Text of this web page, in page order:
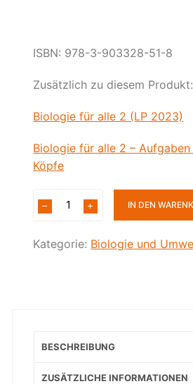
ISBN: 978-3-903328-51-8
Zusätzlich zu diesem Produkt:
Biologie für alle 2 (LP 2023)
Biologie für alle 2 –
Köpfe
IN DEN
Kategorie: Biologie und
BESCHREIBUNG
ZUSÄTZLICHE INFORMATIONEN